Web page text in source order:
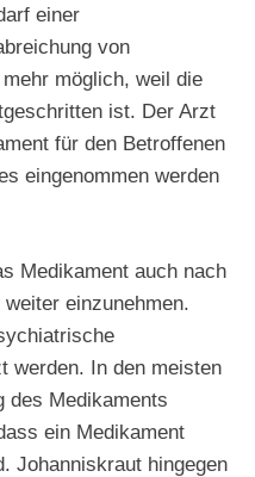
einer
von
möglich, weil die
ist. Der Arzt
für den Betroffenen
eingenommen werden
Medikament auch nach
einzunehmen.
werden. In den meisten
des Medikaments
ein Medikament
Johanniskraut hingegen